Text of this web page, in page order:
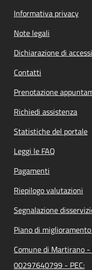
Informativa privacy
Note legali
Dichiarazione di
Contatti
Prenotazione
Richiedi assistenza
Statistiche del portale
Leggi le FAQ
Pagamenti
Riepilogo valutazioni
Segnalazione
Piano di
Comune di Martirano
00297640799 - PEC: